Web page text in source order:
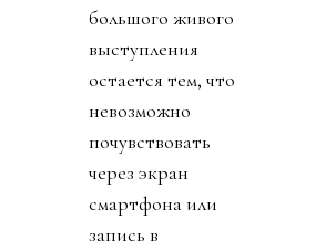
большого живого
выступления
остается тем, что
невозможно
почувствовать
через экран
смартфона или
запись в